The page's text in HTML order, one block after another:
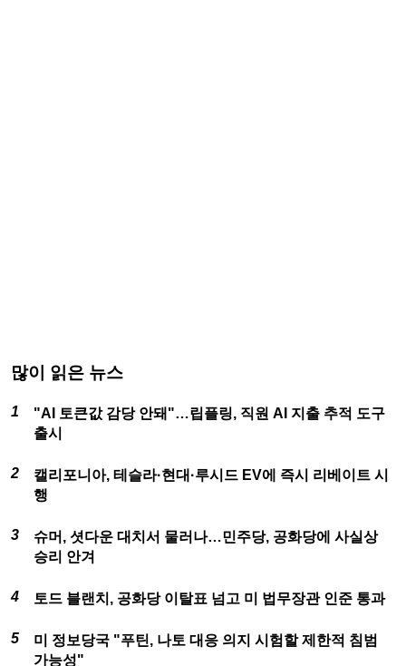
많이 읽은 뉴스
"AI 토큰값 감당 안돼"…립플링, 직원 AI 지출 추적 도구
출시
캘리포니아, 테슬라·현대·루시드 EV에 즉시 리베이트 시
행
슈머, 셧다운 대치서 물러나…민주당, 공화당에 사실상
승리 안겨
토드 블랜치, 공화당 이탈표 넘고 미 법무장관 인준 통과
미 정보당국 "푸틴, 나토 대응 의지 시험할 제한적 침범
가능성"